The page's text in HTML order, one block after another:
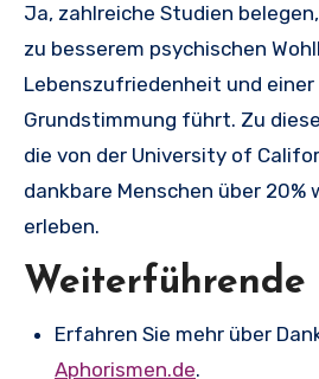
Ja, zahlreiche Studien
zu besserem psychischen
Lebenszufriedenheit und
Grundstimmung führt. Zu
die von der University of
dankbare Menschen über 20%
erleben.
Weiterführende
Erfahren Sie mehr über
Aphorismen.de.